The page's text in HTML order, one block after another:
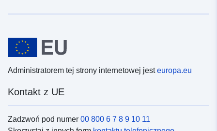
Administratorem tej strony internetowej jesteuropa.eu
Kontakt z UE
Zadzwoń pod numer 00 800 6 7 8 9 10 11